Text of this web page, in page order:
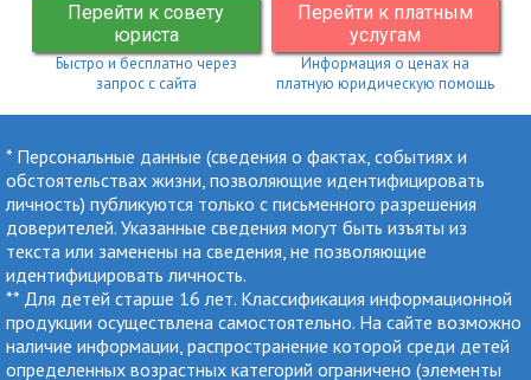
Перейти к совету
юриста
Перейти к платным
услугам
Быстро и бесплатно через
запрос с сайта
Информация о ценах на
платную юридическую помощь
* Персональные данные (сведения о фактах, событиях и
обстоятельствах жизни, позволяющие идентифицировать
личность) публикуются только с письменного разрешения
доверителей. Указанные сведения могут быть изъяты из
текста или заменены на сведения, не позволяющие
идентифицировать личность.
** Для детей старше 16 лет. Классификация информационной
продукции осуществлена самостоятельно. На сайте возможно
наличие информации, распространение которой среди детей
определенных возрастных категорий ограничено (элементы